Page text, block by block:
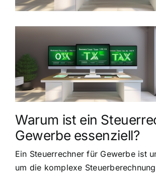
Warum ist ein
Gewerbe essenziell?
Ein Steuerrechner für Gewerbe ist
um die komplexe